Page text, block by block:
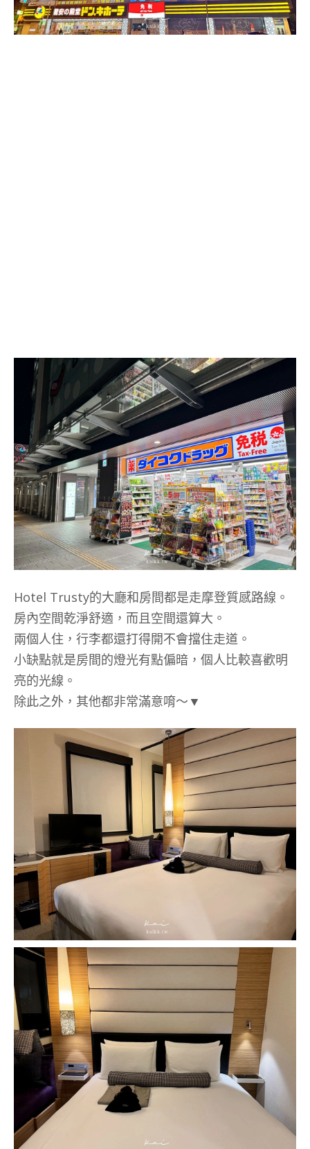
Hotel Trusty的大廳和房間都是走摩登質感路線。
房內空間乾淨舒適，而且空間還算大。
兩個人住，行李都還打得開不會擋住走道。
小缺點就是房間的燈光有點偏暗，個人比較喜歡明
亮的光線。
除此之外，其他都非常滿意唷～▼